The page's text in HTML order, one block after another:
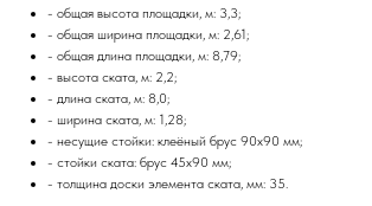
- общая высота площадки, м: 3,3;
- общая ширина площадки, м: 2,61;
- общая длина площадки, м: 8,79;
- высота ската, м: 2,2;
- длина ската, м: 8,0;
- ширина ската, м: 1,28;
- несущие стойки: клеёный брус 90х90 мм;
- стойки ската: брус 45х90 мм;
- толщина доски элемента ската, мм: 35.